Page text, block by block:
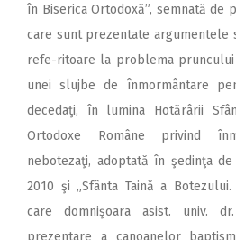
în Biserica Ortodoxă”, semnată de
care sunt prezentate argumentele
refe-ritoare la problema pruncului
unei slujbe de înmormântare
decedaţi, în lumina Hotărârii
Ortodoxe Române privind
nebotezaţi, adoptată în şedinţa
2010 şi „Sfânta Taină a
care domnişoara asist. univ.
prezentare a canoanelor